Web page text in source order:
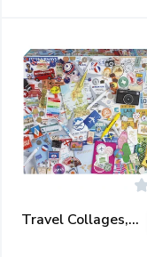
Travel Collages,